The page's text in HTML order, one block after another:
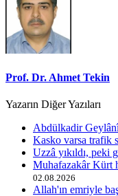
Prof. Dr. Ahmet Tekin
Yazarın Diğer Yazıları
Abdülkadir
Kasko varsa trafik
Uzzâ yıkıldı, peki
Muhafazakâr Kürt
02.08.2026
Allah'ın emriyle